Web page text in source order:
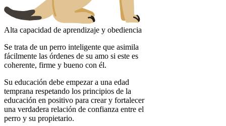
Alta capacidad de aprendizaje y obediencia
Se trata de un perro inteligente que asimila
fácilmente las órdenes de su amo si este es
coherente, firme y bueno con él.
Su educación debe empezar a una edad
temprana respetando los principios de la
educación en positivo para crear y fortalecer
una verdadera relación de confianza entre el
perro y su propietario.